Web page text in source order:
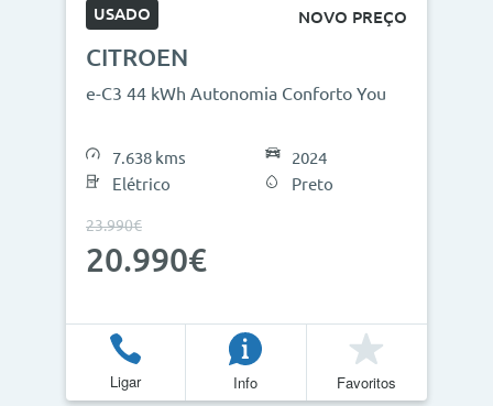
USADO NOVO PREÇO
CITROEN
e-C3 44 kWh Autonomia Conforto You
7.638 kms
Elétrico
2024
Preto
23.990€
20.990€
Ligar Info Favoritos